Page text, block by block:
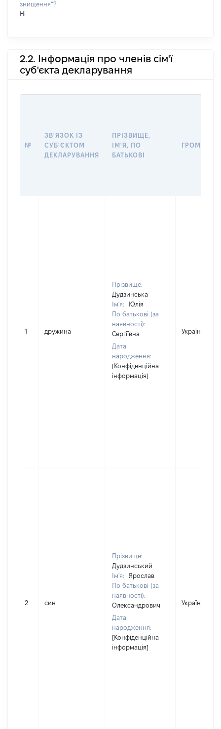
знищення”?
Ні
2.2. Інформація про членів сім'ї
суб'єкта декларування
№
ЗВ'ЯЗОК ІЗ
СУБ'ЄКТОМ
ДЕКЛАРУВАННЯ
ПРІЗВИЩЕ,
ІМ'Я, ПО
БАТЬКОВІ
1 дружина
Прізвище:
Дудзинська
Ім'я:
Юлія
По батькові (за
наявності):
Сергіївна
Дата
народження:
[Конфіденційна
інформація]
Україна
2 син
Прізвище:
Дудзинський
Ім'я:
Ярослав
По батькові (за
наявності):
Олександрович
Дата
народження:
[Конфіденційна
інформація]
Україна